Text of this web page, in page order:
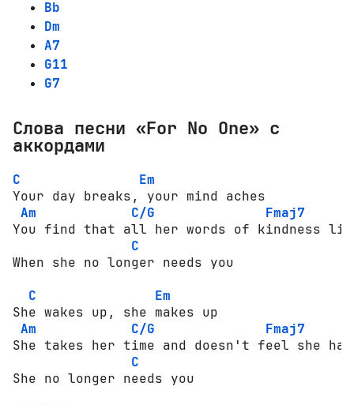
Bb
Dm
A7
G11
G7
Слова песни «For No One» с
аккордами
C
Em
Your day breaks, your mind aches
Am
C/G
Fmaj7
You find that all her words of kindness
C
When she no longer needs you
C
Em
She wakes up, she makes up
Am
C/G
Fmaj7
She takes her time and doesn't feel she
C
She no longer needs you